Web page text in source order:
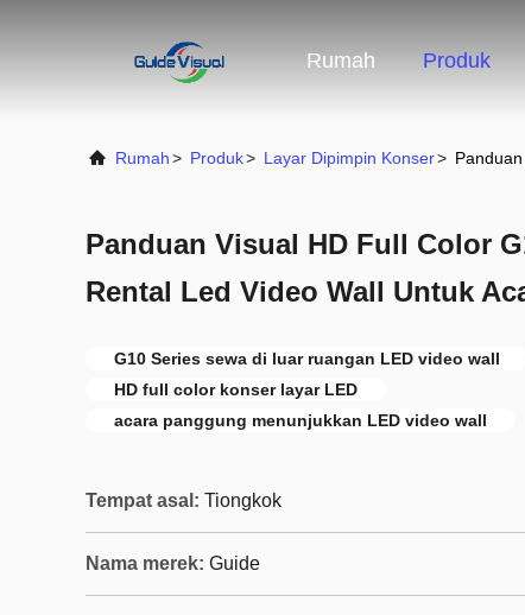
Rumah Produk
Rumah> Produk> Layar Dipimpin Konser>
Panduan Visual HD Full Color
Rental Led Video Wall Untuk
G10 Series sewa di luar ruangan LED video wall
HD full color konser layar LED
acara panggung menunjukkan LED video wall
Tempat asal: Tiongkok
Nama merek: Guide